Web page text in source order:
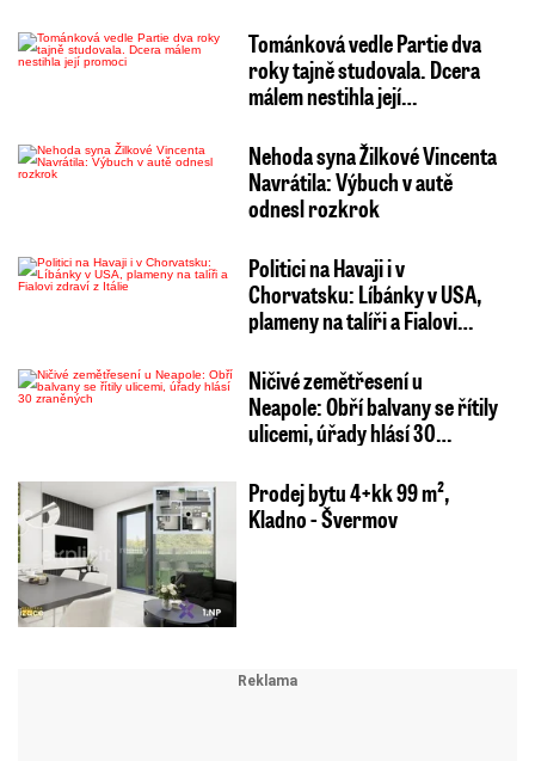
Tománková vedle Partie dva
roky tajně studovala. Dcera
málem nestihla její…
Nehoda syna Žilkové Vincenta
Navrátila: Výbuch v autě
odnesl rozkrok
Politici na Havaji i v
Chorvatsku: Líbánky v USA,
plameny na talíři a Fialovi…
Ničivé zemětřesení u
Neapole: Obří balvany se řítily
ulicemi, úřady hlásí 30…
Prodej bytu 4+kk 99 m²,
Kladno - Švermov